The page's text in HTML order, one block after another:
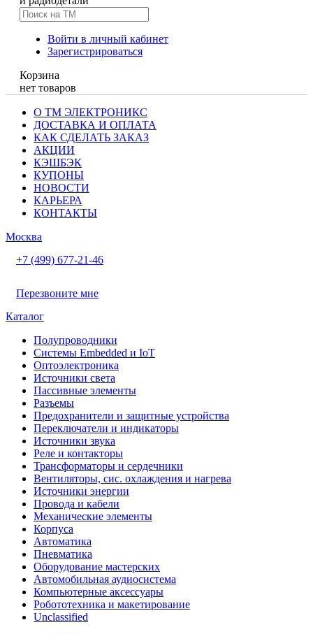
Войти в личный кабинет
Зарегистрироваться
Корзина
нет товаров
О ТМ ЭЛЕКТРОНИКС
ДОСТАВКА И ОПЛАТА
КАК СДЕЛАТЬ ЗАКАЗ
АКЦИИ
КЭШБЭК
КУПОНЫ
НОВОСТИ
КАРЬЕРА
КОНТАКТЫ
Москва
+7 (499) 677-21-46
Перезвоните мне
Каталог
Полупроводники
Системы Embedded и IoT
Oптоэлектроника
Источники света
Пассивные элементы
Разъeмы
Предохранители и защитные устройства
Переключатели и индикаторы
Источники звука
Реле и контакторы
Трансформаторы и сердечники
Вентиляторы, сис. охлаждения и нагрева
Источники энергии
Провода и кабели
Механические элементы
Корпуса
Автоматика
Пневматика
Оборудование мастерских
Автомобильная аудиосистема
Компьютерные аксессуары
Робототехника и макетирование
Unclassified